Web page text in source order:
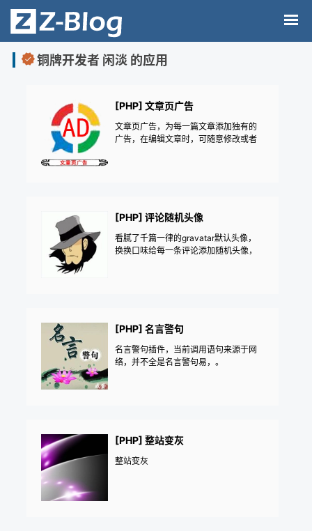
铜牌开发者 闲淡 的应用
[PHP] 文章页广告
文章页广告，为每一篇文章添加独有的
广告，在编辑文章时，可随意修改或者
[PHP] 评论随机头像
看腻了千篇一律的gravatar默认头像，
换换口味给每一条评论添加随机头像，
[PHP] 名言警句
名言警句插件，当前调用语句来源于网
络，并不全是名言警句易，。
[PHP] 整站变灰
整站变灰